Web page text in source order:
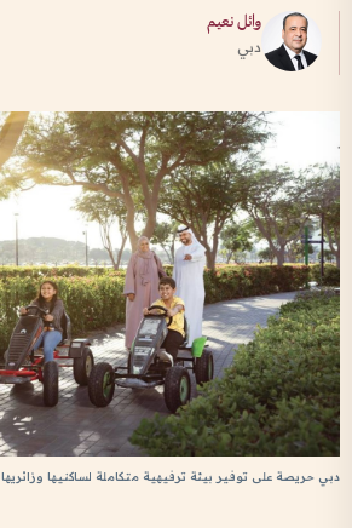
وائل نعيم
دبي
دبي حريصة على توفير بيئة ترفيهية متكاملة لساكنيها وزائريها